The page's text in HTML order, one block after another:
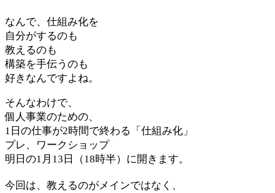
なんで、仕組み化を
自分がするのも
教えるのも
構築を手伝うのも
好きなんですよね。
そんなわけで、
個人事業のための、
1日の仕事が2時間で終わる「仕組み化」
プレ、ワークショップ
明日の1月13日（18時半）に開きます。
今回は、教えるのがメインではなく、